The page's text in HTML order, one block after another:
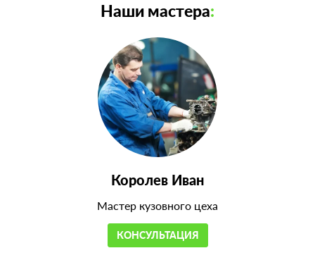
Наши мастера:
Королев Иван
Мастер кузовного цеха
КОНСУЛЬТАЦИЯ